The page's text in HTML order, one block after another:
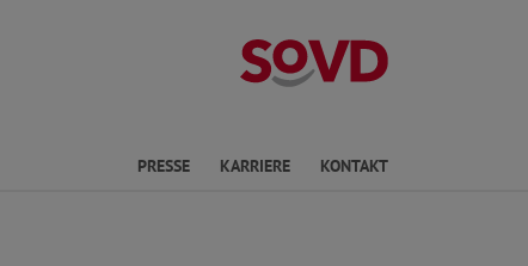
Landesverband
PRESSE KARRIERE KONTAKT